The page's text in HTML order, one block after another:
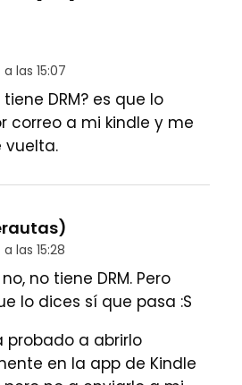
las 15:07
tiene DRM? es que lo
correo a mi kindle y me
vuelta.
las 15:28
no tiene DRM. Pero
lo dices sí que pasa :S
probado a abrirlo
en la app de Kindle